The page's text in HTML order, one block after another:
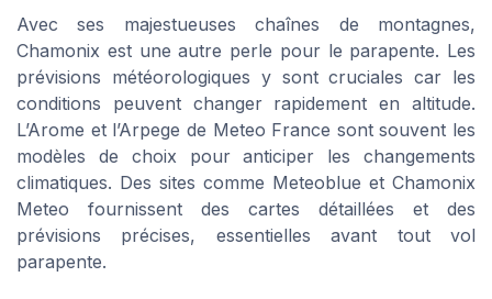
Avec ses majestueuses chaînes de montagnes,
Chamonix est une autre perle pour le parapente. Les
prévisions météorologiques y sont cruciales car les
conditions peuvent changer rapidement en altitude.
L’Arome et l’Arpege de Meteo France sont souvent les
modèles de choix pour anticiper les changements
climatiques. Des sites comme Meteoblue et Chamonix
Meteo fournissent des cartes détaillées et des
prévisions précises, essentielles avant tout vol
parapente.